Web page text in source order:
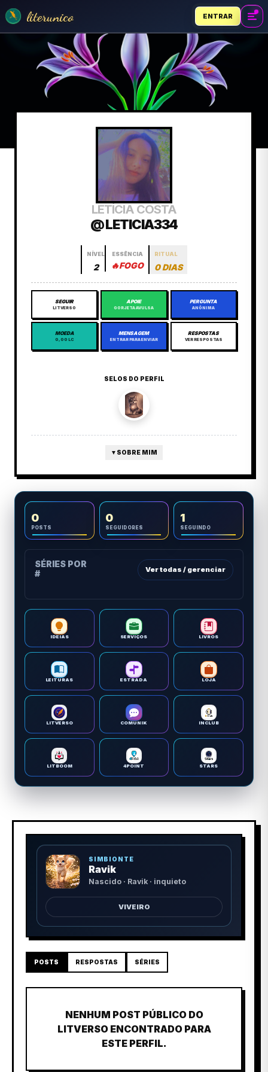
literunico ENTRAR
LETÍCIA COSTA
@ LETICIA334
NÍVEL
2
ESSÊNCIA
🔥FOGO
RITUAL
0 DIAS
SEGUIR
LITVERSO
APOIE
GORJETA AVULSA
PERGUNTA
ANÔNIMA
MOEDA
0,00 LC
MENSAGEM
ENTRAR PARA ENVIAR
RESPOSTAS
VER RESPOSTAS
SELOS DO PERFIL
▼ SOBRE MIM
0
POSTS
0
SEGUIDORES
1
SEGUINDO
SÉRIES POR
#
Ver todas / gerenciar
IDEIAS SERVIÇOS LIVROS
LEITURAS ESTRADA LOJA
LITVERSO COMUNIK INCLUB
LITBOOM 4POINT STARS
SIMBIONTE
Ravik
Nascido · Ravik · inquieto
VIVEIRO
POSTS RESPOSTAS SÉRIES
NENHUM POST PÚBLICO DO
LITVERSO ENCONTRADO PARA
ESTE PERFIL.